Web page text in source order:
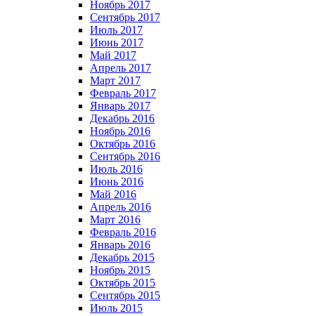
Ноябрь 2017
Сентябрь 2017
Июль 2017
Июнь 2017
Май 2017
Апрель 2017
Март 2017
Февраль 2017
Январь 2017
Декабрь 2016
Ноябрь 2016
Октябрь 2016
Сентябрь 2016
Июль 2016
Июнь 2016
Май 2016
Апрель 2016
Март 2016
Февраль 2016
Январь 2016
Декабрь 2015
Ноябрь 2015
Октябрь 2015
Сентябрь 2015
Июль 2015